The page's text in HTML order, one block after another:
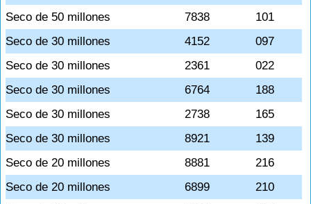
Seco de 50 millones
7838
101
Seco de 30 millones
4152
097
Seco de 30 millones
2361
022
Seco de 30 millones
6764
188
Seco de 30 millones
2738
165
Seco de 30 millones
8921
139
Seco de 20 millones
8881
216
Seco de 20 millones
6899
210